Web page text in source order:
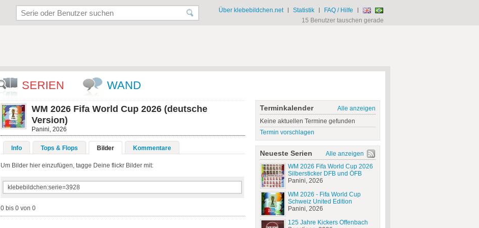
Über klebebildchen.net | Statistik | FAQ / Hilfe |
15 Benutzer tauschen gerade
SERIEN WAND
WM 2026 Fifa World Cup 2026 (deutsche
Version)
Panini, 2026
Info Tops & Flops Bilder Kommentare
Um Bilder hier einzufügen, tagge Deine flickr Bilder mit:
0 bis 0 von 0
Terminkalender
Alle anzeigen
Keine aktuellen Termine gefunden
Termin vorschlagen
Neueste Serien
Alle anzeigen
WM 2026 Fifa World Cup 2026
Silbersticker DFB und ÖFB
Panini, 2026
WM 2026 - Fifa World Cup
Schweiz United Edition
Panini, 2026
125 Jahre Kickers Offenbach